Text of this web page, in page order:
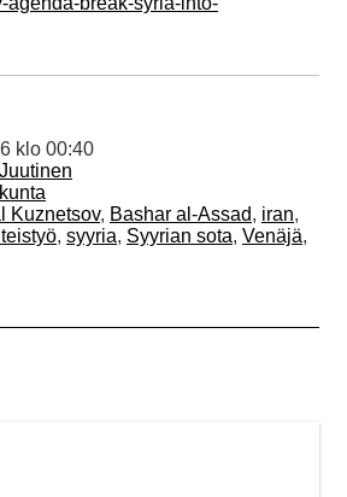
klo 00:40
Kuznetsov, Bashar al-Assad, iran,
, syyria, Syyrian sota, Venäjä,